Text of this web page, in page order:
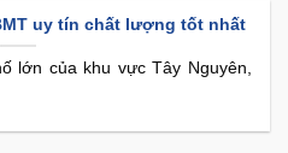
uy tín chất lượng tốt nhất
lớn của khu vực Tây Nguyên,